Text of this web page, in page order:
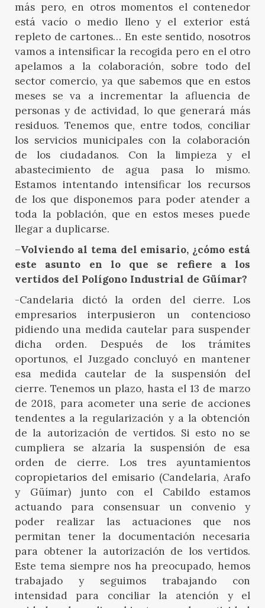
más pero, en otros momentos el contenedor
está vacío o medio lleno y el exterior está
repleto de cartones… En este sentido, nosotros
vamos a intensificar la recogida pero en el otro
apelamos a la colaboración, sobre todo del
sector comercio, ya que sabemos que en estos
meses se va a incrementar la afluencia de
personas y de actividad, lo que generará más
residuos. Tenemos que, entre todos, conciliar
los servicios municipales con la colaboración
de los ciudadanos. Con la limpieza y el
abastecimiento de agua pasa lo mismo.
Estamos intentando intensificar los recursos
de los que disponemos para poder atender a
toda la población, que en estos meses puede
llegar a duplicarse.
–Volviendo al tema del emisario, ¿cómo está
este asunto en lo que se refiere a los
vertidos del Polígono Industrial de Güímar?
-Candelaria dictó la orden del cierre. Los
empresarios interpusieron un contencioso
pidiendo una medida cautelar para suspender
dicha orden. Después de los trámites
oportunos, el Juzgado concluyó en mantener
esa medida cautelar de la suspensión del
cierre. Tenemos un plazo, hasta el 13 de marzo
de 2018, para acometer una serie de acciones
tendentes a la regularización y a la obtención
de la autorización de vertidos. Si esto no se
cumpliera se alzaría la suspensión de esa
orden de cierre. Los tres ayuntamientos
copropietarios del emisario (Candelaria, Arafo
y Güímar) junto con el Cabildo estamos
actuando para consensuar un convenio y
poder realizar las actuaciones que nos
permitan tener la documentación necesaria
para obtener la autorización de los vertidos.
Este tema siempre nos ha preocupado, hemos
trabajado y seguimos trabajando con
intensidad para conciliar la atención y el